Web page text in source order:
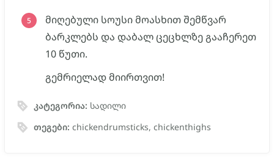
მიღებული სოუსი მოასხით შემწვარ
ბარკლებს და დაბალ ცეცხლზე გააჩერეთ
10 წუთი.
გემრიელად მიირთვით!
კატეგორია: სადილი
თეგები:chickendrumsticks, chickenthighs